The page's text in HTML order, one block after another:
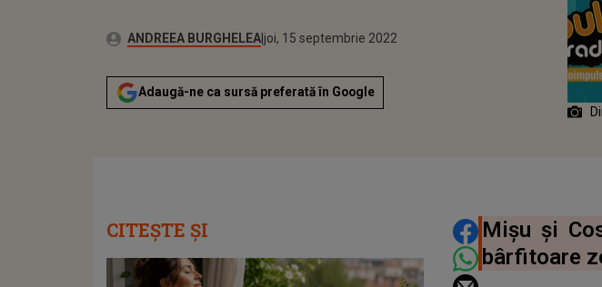
Autor:ANDREEA BURGHELEAPublicat:
miercuri, 15 septembrie 2021
Actualizat:
joi, 15 septembrie 2022
Adaugă-ne ca sursă preferată în Google
DISTRIBUIE
Mișu și
bârfitoare
CITEȘTE ȘI